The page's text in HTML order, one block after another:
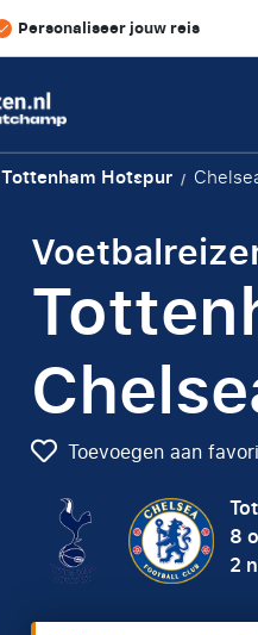
Personaliseer jouw reis
Tottenham Hotspur /
Toevoegen aan
8
2